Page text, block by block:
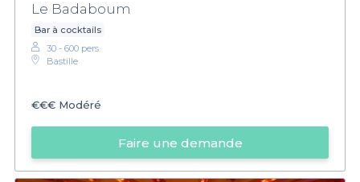
Le Badaboum
Bar à cocktails
30 - 600 pers.
Bastille
€€€ Modéré
Faire une demande